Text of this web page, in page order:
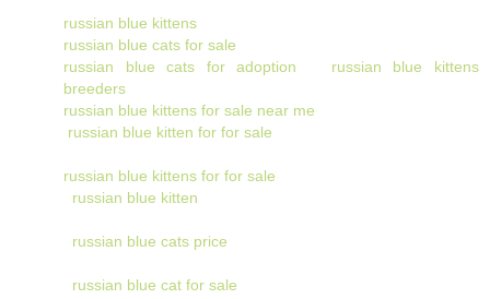
russian blue kittens
russian blue cats for sale
russian blue cats for adoption
russian blue kittens
breeders
russian blue kittens for sale near me
russian blue kitten for for sale
russian blue kittens for for sale
russian blue kitten
russian blue cats price
russian blue cat for sale